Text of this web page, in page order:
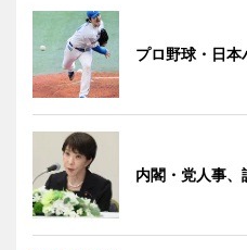
プロ野球・日
内閣・党人事、